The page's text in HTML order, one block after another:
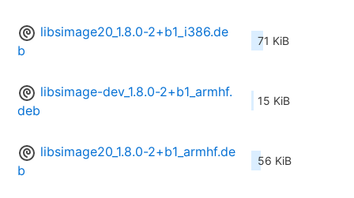
libsimage20_1.8.0-2+b1_i386.de
b
71 KiB
libsimage-dev_1.8.0-2+b1_armhf.
deb
15 KiB
libsimage20_1.8.0-2+b1_armhf.de
b
56 KiB